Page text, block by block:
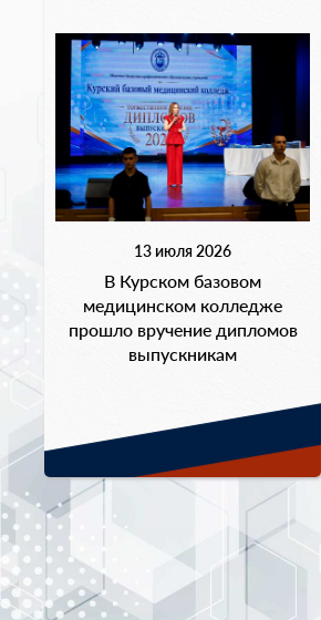
13 июля 2026
В Курском базовом
медицинском колледже
прошло вручение дипломов
выпускникам